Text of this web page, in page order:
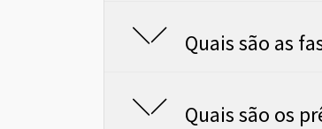
Quais são as
Quais são os